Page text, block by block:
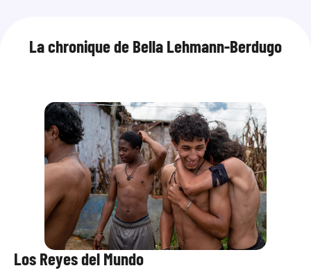
La chronique de Bella Lehmann-Berdugo
Los Reyes del Mundo